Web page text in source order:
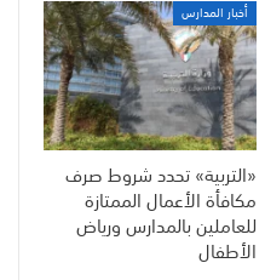
أخبار المدارس
«التربية» تحدد شروط صرف
مكافأة الأعمال الممتازة
للعاملين بالمدارس ورياض
الأطفال